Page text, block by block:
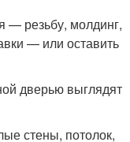
— резьбу, молдинг,
— или оставить
дверью выглядят
стены, потолок,